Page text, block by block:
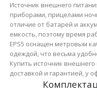
Источник внешнего
приборами, прицелами
отличие от батарей и
емкость, поэтому время
EPS5 оснащен метровым
одеждой, что весьма
Купить источник внешнего
доставкой и гарантией, у